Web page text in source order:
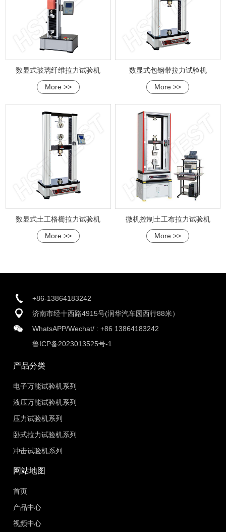
数显式玻璃纤维拉力试验机
More >>
数显式包钢带拉力试验机
More >>
数显式土工格栅拉力试验机
More >>
微机控制土工布拉力试验机
More >>
+86-13864183242
济南市经十西路4915号(润华汽车园西行88米）
WhatsAPP/Wechat/ :+86 13864183242
鲁ICP备2023013525号-1
产品分类
电子万能试验机系列
液压万能试验机系列
压力试验机系列
卧式拉力试验机系列
冲击试验机系列
网站地图
首页
产品中心
视频中心